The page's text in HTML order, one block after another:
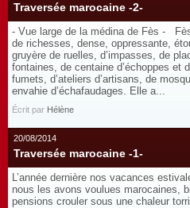
Traversée marocaine -2-
- Vue large de la médina de Fès -
de richesses, dense, oppressante,
gruyère de ruelles, d’impasses, de
fontaines, de centaine d’échoppes et
fumets, d’ateliers d’artisans, de
envahie d’échafaudages. Elle a...
Écrit par Hélène
20/08/2014
Traversée marocaine -1-
L’année dernière nos vacances
nous les avons voulues marocaines,
pensions crouler sous une chaleur